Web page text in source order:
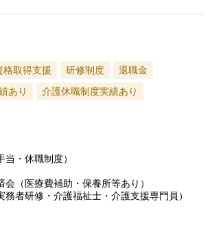
格取得支援 研修制度
退職金
あり
介護休職制度実績あり
・休職制度）
（医療費補助・保養所等あり）
務者研修・介護福祉士・介護支援専門員）